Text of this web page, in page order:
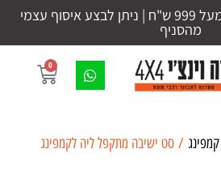
משלוח חינם בהזמנות מעל 999 ש"ח | ניתן לבצע איסוף עצמי
מהסניף
0
קמפינג / סט ישיבה מתקפל ליה לקמפינג